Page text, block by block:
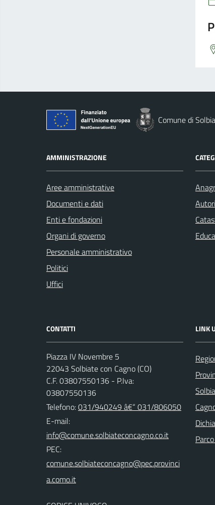
Comune di
AMMINISTRAZIONE
Aree amministrative
Documenti e dati
Enti e fondazioni
Organi di governo
Personale amministrativo
Politici
Uffici
CONTATTI
Piazza IV Novembre 5
22043 Solbiate con Cagno (CO)
C.F. 03807550136 - P.Iva:
03807550136
Telefono:031/940249 â€“ 031/806050
E-mail:
PEC:
LINK